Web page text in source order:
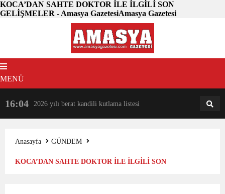
KOCA’DAN SAHTE DOKTOR İLE İLGİLİ SON
GELİŞMELER - Amasya GazetesiAmasya Gazetesi
MENÜ
16:04 2026 yılı berat kandili kutlama listesi 18:31
Anasayfa
GÜNDEM
KOCA’DAN SAHTE DOKTOR İLE İLGİLİ SON